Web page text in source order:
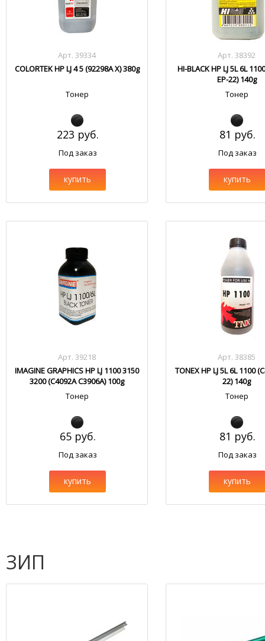
Арт. 39334
COLORTEK HP LJ 4 5 (92298A X) 380g
Тонер
223 руб.
Под заказ
купить
Арт. 38392
HI-BLACK HP LJ 5L 6L
EP-22) 140g
Тонер
81 руб.
Под заказ
купить
Арт. 39218
IMAGINE GRAPHICS HP LJ 1100 3150
3200 (C4092A C3906A) 100g
Тонер
65 руб.
Под заказ
купить
Арт. 38385
TONEX HP LJ 5L 6L 1100
22) 140g
Тонер
81 руб.
Под заказ
купить
ЗИП